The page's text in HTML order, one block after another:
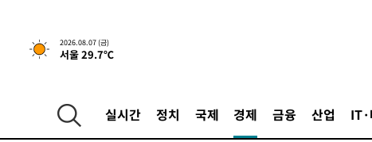
2026.08.07 (금)
서울 29.7℃
실시간 정치 국제 경제 금융 산업
7시간 전 >내일까지 39도 '펄펄'…기상청 "태풍 지나며 폭염 잠시 꺾인다"
-11412초 전 >
[속보] 뉴욕증시, 혼조 출발…나스닥 0.3%↓, 다우
-10205초 전 >